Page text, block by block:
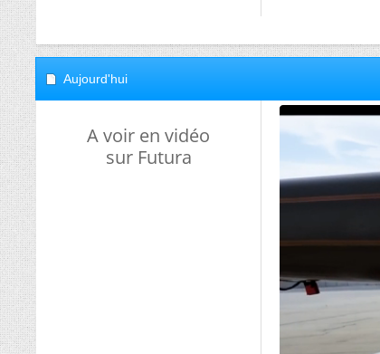
Aujourd'hui
A voir en vidéo
sur Futura